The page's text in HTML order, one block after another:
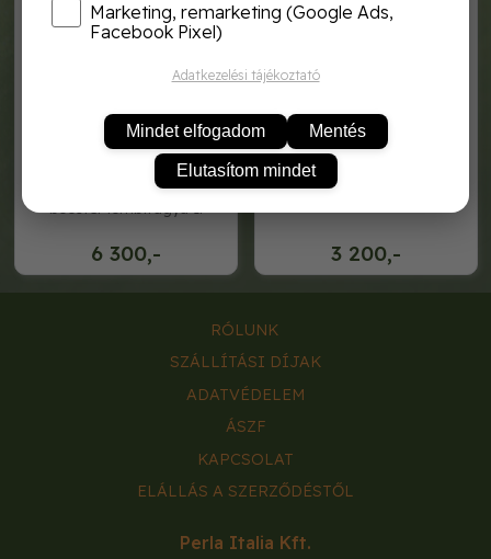
6 300,-
mr. pitch pázsit pro sos
3 200,-
mr.pitch pázsit pro alga+ 1l
RÓLUNK
SZÁLLÍTÁSI DÍJAK
ADATVÉDELEM
ÁSZF
KAPCSOLAT
ELÁLLÁS A SZERZŐDÉSTŐL
Perla Italia Kft.
Marketing, remarketing (Google Ads,
Facebook Pixel)
Adatkezelési tájékoztató
Mindet elfogadom Mentés
Elutasítom mindet